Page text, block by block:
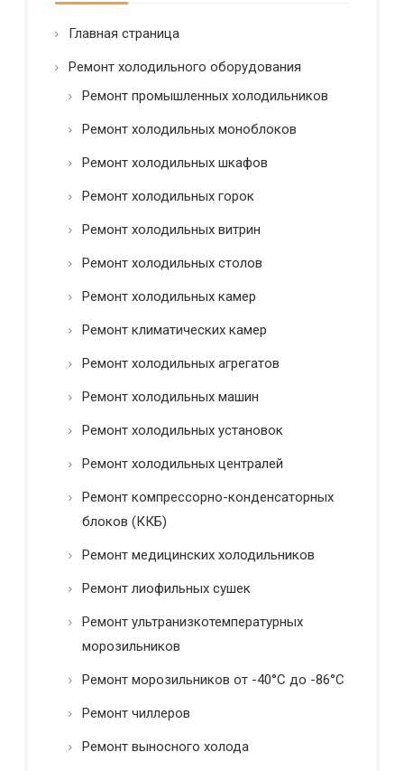
с
т
*
Главная страница
Ремонт холодильного оборудования
Ремонт промышленных холодильников
Ремонт холодильных моноблоков
Ремонт холодильных шкафов
Ремонт холодильных горок
Ремонт холодильных витрин
Ремонт холодильных столов
Ремонт холодильных камер
Ремонт климатических камер
Ремонт холодильных агрегатов
Ремонт холодильных машин
Ремонт холодильных установок
Ремонт холодильных централей
Ремонт компрессорно-конденсаторных
блоков (ККБ)
Ремонт медицинских холодильников
Ремонт лиофильных сушек
Ремонт ультранизкотемпературных
морозильников
Ремонт морозильников от -40°C до -86°C
Ремонт чиллеров
Ремонт выносного холода